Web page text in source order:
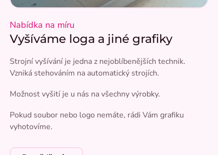
Nabídka na míru
Vyšíváme loga a jiné grafiky
Strojní vyšívání je jedna z nejoblíbenějších technik.
Vzniká stehováním na automatický strojích.
Možnost vyšití je u nás na všechny výrobky.
Pokud soubor nebo logo nemáte, rádi Vám grafiku
vyhotovíme.